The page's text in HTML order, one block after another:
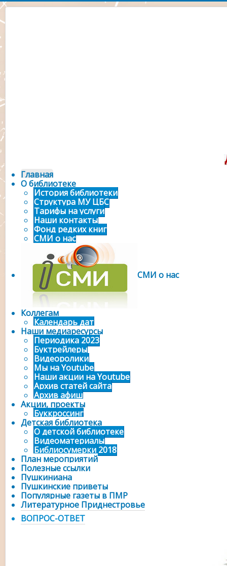
Главная
О библиотеке
История библиотеки
Структура МУ ЦБС
Тарифы на услуги
Наши контакты
Фонд редких книг
СМИ о нас
СМИ о нас
Коллегам
Календарь дат
Наши медиаресурсы
Периодика 2023
Буктрейлеры
Видеоролики
Мы на Youtube
Наши акции на Youtube
Архив статей сайта
Архив афиш
Акции, проекты
Буккроссинг
Детская библиотека
О детской библиотеке
Видеоматериалы
Библиосумерки 2018
План мероприятий
Полезные ссылки
Пушкиниана
Пушкинские приветы
Популярные газеты в ПМР
Литературное Приднестровье
ВОПРОС-ОТВЕТ